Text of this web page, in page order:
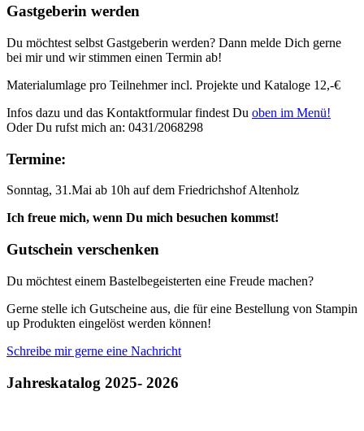
Gastgeberin werden
Du möchtest selbst Gastgeberin werden? Dann melde Dich gerne
bei mir und wir stimmen einen Termin ab!
Materialumlage pro Teilnehmer incl. Projekte und Kataloge 12,-€
Infos dazu und das Kontaktformular findest Du oben im Menü!
Oder Du rufst mich an: 0431/2068298
Termine:
Sonntag, 31.Mai ab 10h auf dem Friedrichshof Altenholz
Ich freue mich, wenn Du mich besuchen kommst!
Gutschein verschenken
Du möchtest einem Bastelbegeisterten eine Freude machen?
Gerne stelle ich Gutscheine aus, die für eine Bestellung von Stampin
up Produkten eingelöst werden können!
Schreibe mir gerne eine Nachricht
Jahreskatalog 2025- 2026